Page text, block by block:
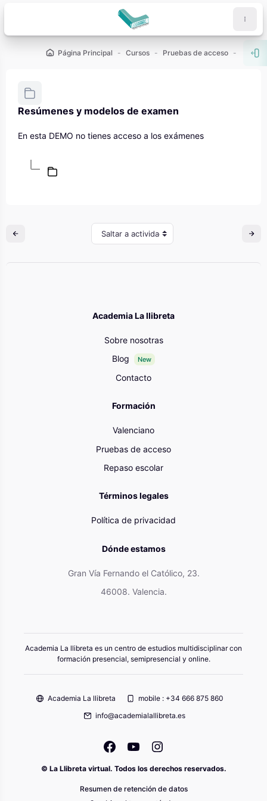
Página Principal Cursos Pruebas de acceso PCE
Resúmenes y modelos de examen
Requisitos de finalización
En esta DEMO no tienes acceso a los exámenes
Saltar a actividad
Academia La llibreta
Sobre nosotras
Blog
New
Contacto
Formación
Valenciano
Pruebas de acceso
Repaso escolar
Términos legales
Política de privacidad
Dónde estamos
Gran Vía Fernando el Católico, 23.
46008. Valencia.
Academia La llibreta es un centro de estudios multidisciplinar con
formación presencial, semipresencial y online.
Academia La llibreta
mobile : +34 666 875 860
info@academialallibreta.es
© La Llibreta virtual. Todos los derechos reservados.
Resumen de retención de datos